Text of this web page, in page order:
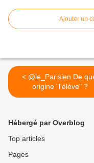
Ajouter un
< @le_Parisien De quel
origine "l'élève" ?
Hébergé par Overblog
Top articles
Pages